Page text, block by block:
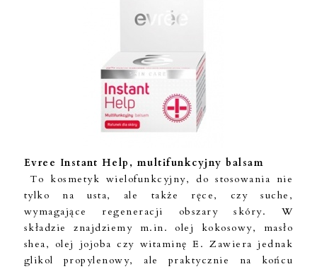
Evree Instant Help, multifunkcyjny balsam
To kosmetyk wielofunkcyjny, do stosowania nie
tylko na usta, ale także ręce, czy suche,
wymagające regeneracji obszary skóry. W
składzie znajdziemy m.in. olej kokosowy, masło
shea, olej jojoba czy witaminę E. Zawiera jednak
glikol propylenowy, ale praktycznie na końcu